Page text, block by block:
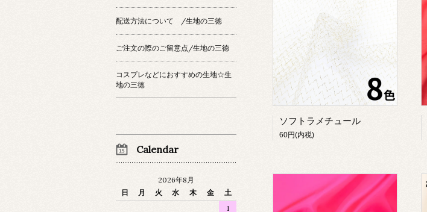
ソフトラメチュール
60円(内税)
配送方法について /生地の三徳
ご注文の際のご留意点/生地の三徳
コスプレなどにおすすめの生地☆生
地の三徳
Calendar
2026年8月
日
月 火 水 木 金
土
1